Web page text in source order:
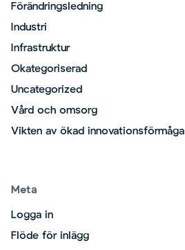
Förändringsledning
Industri
Infrastruktur
Okategoriserad
Uncategorized
Vård och omsorg
Vikten av ökad innovationsförmåga
Meta
Logga in
Flöde för inlägg